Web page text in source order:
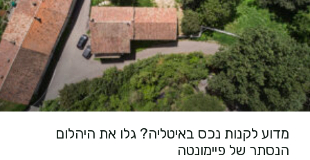
מדוע לקנות נכס באיטליה? גלו את היהלום
הנסתר של פיימונטה